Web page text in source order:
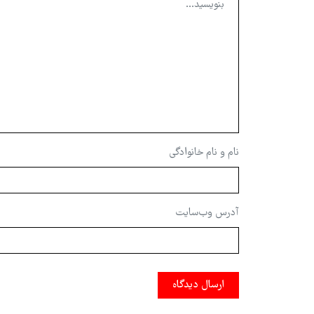
نام و نام خانوادگی
آدرس وب‌سایت
ارسال دیدگاه